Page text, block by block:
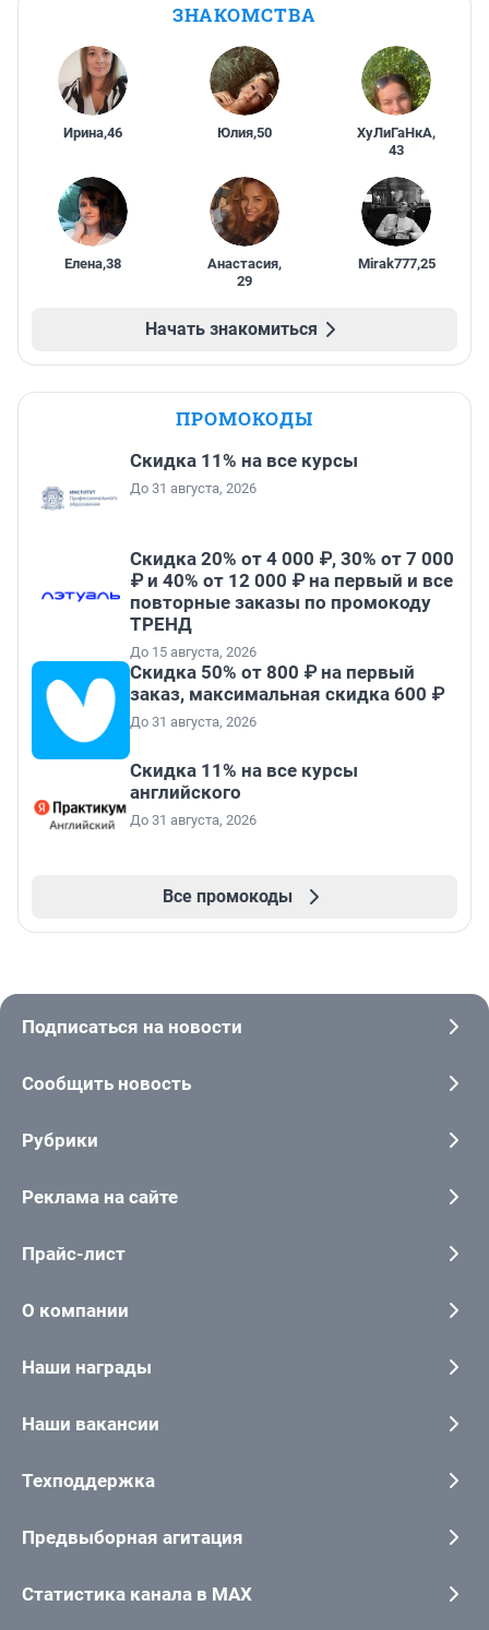
ЗНАКОМСТВА
Ирина,46 Юлия,50 ХуЛиГаНкА,
43
Елена,38 Анастасия,
29
Mirak777,25
Начать знакомиться
ПРОМОКОДЫ
Скидка 11% на все курсы
До 31 августа, 2026
Скидка 20% от 4 000 ₽, 30% от 7 000
₽ и 40% от 12 000 ₽ на первый и все
повторные заказы по промокоду
ТРЕНД
До 15 августа, 2026
Скидка 50% от 800 ₽ на первый
заказ, максимальная скидка 600 ₽
До 31 августа, 2026
Скидка 11% на все курсы
английского
До 31 августа, 2026
Все промокоды
Подписаться на новости
Сообщить новость
Рубрики
Реклама на сайте
Прайс-лист
О компании
Наши награды
Наши вакансии
Техподдержка
Предвыборная агитация
Статистика канала в MAX